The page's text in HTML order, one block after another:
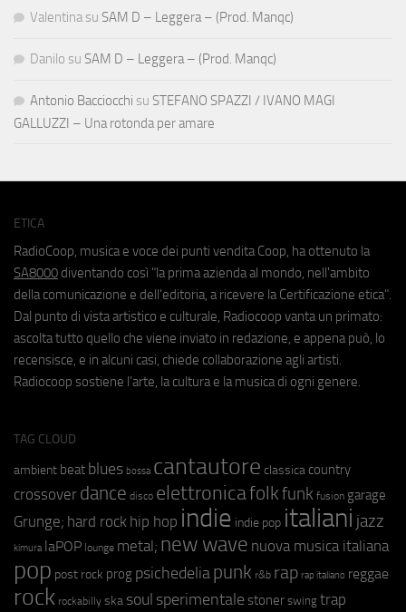
Valentina su SAM D – Leggera – (Prod. Manqc)
Danilo su SAM D – Leggera – (Prod. Manqc)
Antonio Bacciocchi su STEFANO SPAZZI / IVANO MAGI
GALLUZZI – Una rotonda per amare
ETICA
RadioCoop, musica e voce dei punti vendita Coop, ha ottenuto la
SA8000 diventando così "la prima azienda al mondo, nell'ambito
della comunicazione e dell'editoria, a ricevere la Certificazione etica".
Dal punto di vista artistico e culturale, Radiocoop vanta un primato:
ascolta tutto quello che viene inviato in redazione, e appena può, lo
recensisce, e in alcuni casi, chiede collaborazione agli artisti.
Radiocoop sostiene l'arte, la cultura e la musica di ogni genere.
TAG CLOUD
ambient beat blues bossa cantautore classica country
crossover dance disco elettronicafolkfunk fusion garage
Grunge; hard rock hip hop indie indie pop italiani jazz
kimura laPOP lounge metal; new wave nuova musica italiana
pop post rock prog psichedeliapunk r&b rap rap italiano reggae
rock rockabilly ska soul sperimentale stoner swing trap